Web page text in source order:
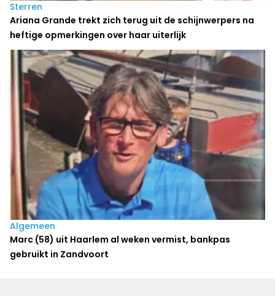
Sterren
Ariana Grande trekt zich terug uit de schijnwerpers na
heftige opmerkingen over haar uiterlijk
Algemeen
Marc (58) uit Haarlem al weken vermist, bankpas
gebruikt in Zandvoort